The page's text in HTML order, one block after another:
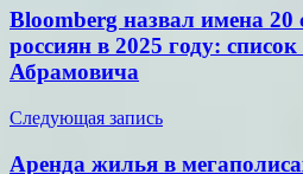
по
записям
Bloomberg назвал имена
россиян в 2025 году:
Абрамовича
Следующая запись
Аренда жилья в